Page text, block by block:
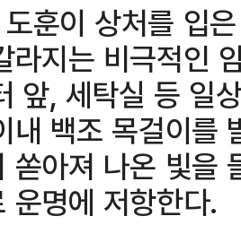
훈이 상처를 입
라지는 비극적인
앞, 세탁실 등 일
내 백조 목걸이를
쏟아져 나온 빛을
운명에 저항한다.